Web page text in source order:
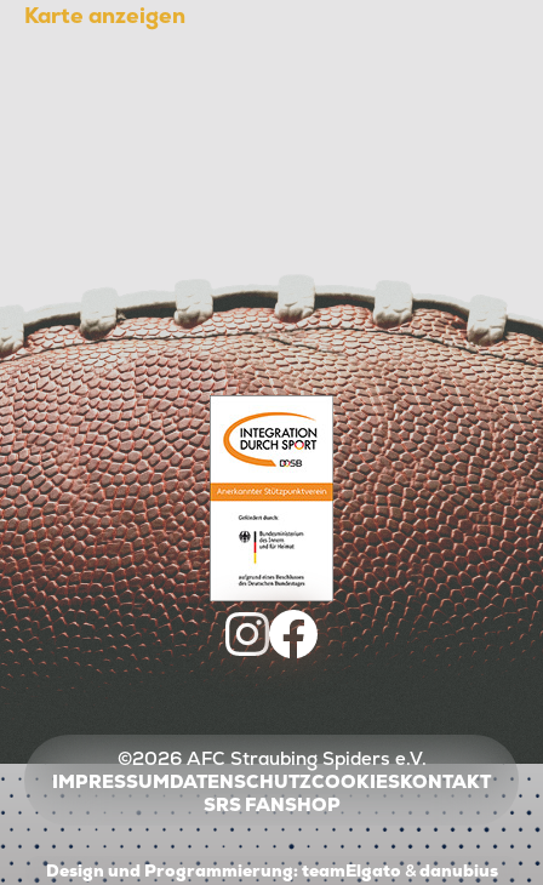
Karte anzeigen
©2026 AFC Straubing Spiders e.V.
IMPRESSUMDATENSCHUTZCOOKIESKONTAKT
SRS FANSHOP
Design und Programmierung:teamElgato&danubius